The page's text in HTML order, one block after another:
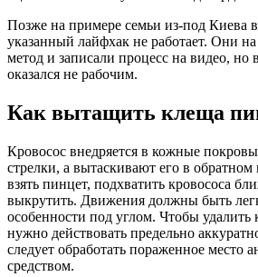
Позже на примере семьи из-под Киева
указанный лайфхак не работает. Они
метод и записали процесс на видео, но в
оказался не рабочим.
Как вытащить клеща
Кровосос внедряется в кожные
стрелки, а вытаскивают его в
взять пинцет, подхватить кровососа
выкрутить. Движения должны быть
особенности под углом. Чтобы
нужно действовать предельно
следует обработать пораженное место
средством.